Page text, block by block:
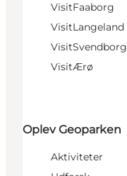
VisitFaaborg
VisitLangeland
VisitSvendborg
VisitÆrø
Oplev Geoparken
Aktiviteter